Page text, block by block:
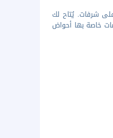
الغرف على شرفات. يُتاح لك
خاصة بها أحواض